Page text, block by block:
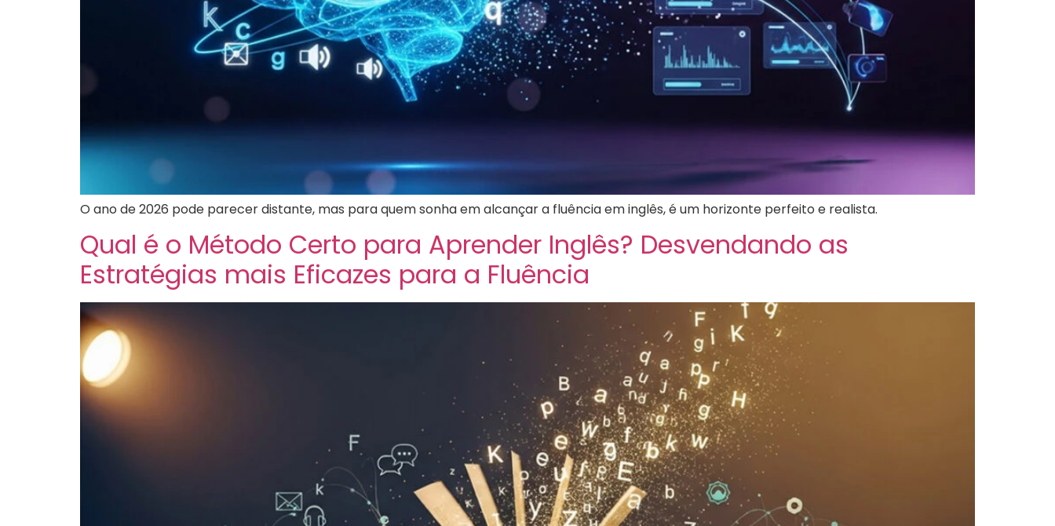
O ano de 2026 pode parecer distante, mas para quem sonha em alcançar a fluência em inglês, é um horizonte perfeito e realista.
Qual é o Método Certo para Aprender Inglês? Desvendando as
Estratégias mais Eficazes para a Fluência